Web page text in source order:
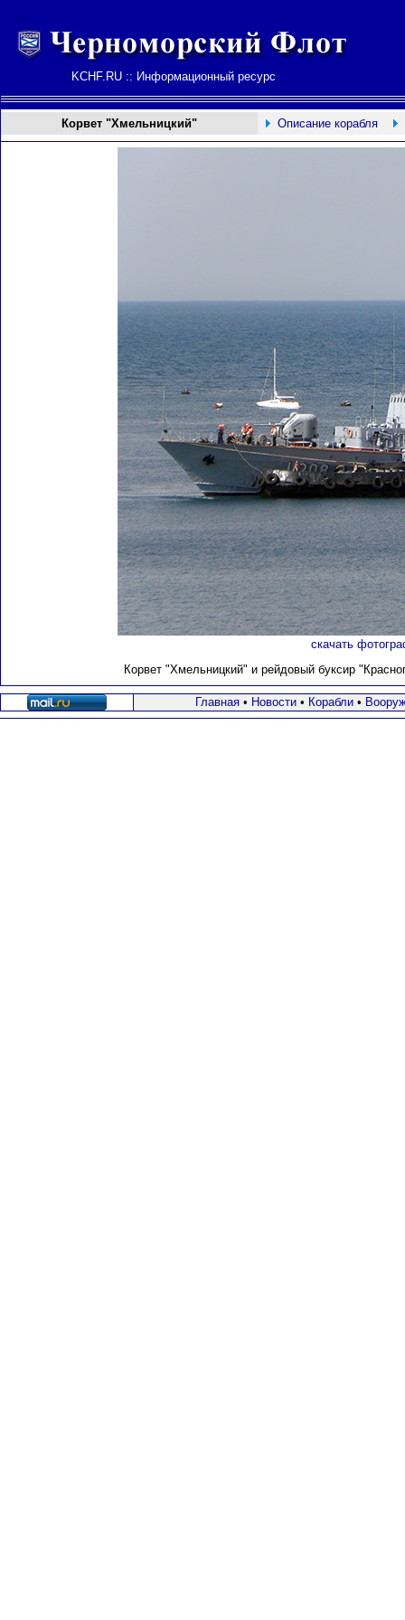
KCHF.RU :: Информационный ресурс
Корвет "Хмельницкий" Описание корабля
скачать
Корвет "Хмельницкий" и рейдовый буксир
Главная• Новости• Корабли•